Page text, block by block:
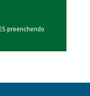
preenchendo